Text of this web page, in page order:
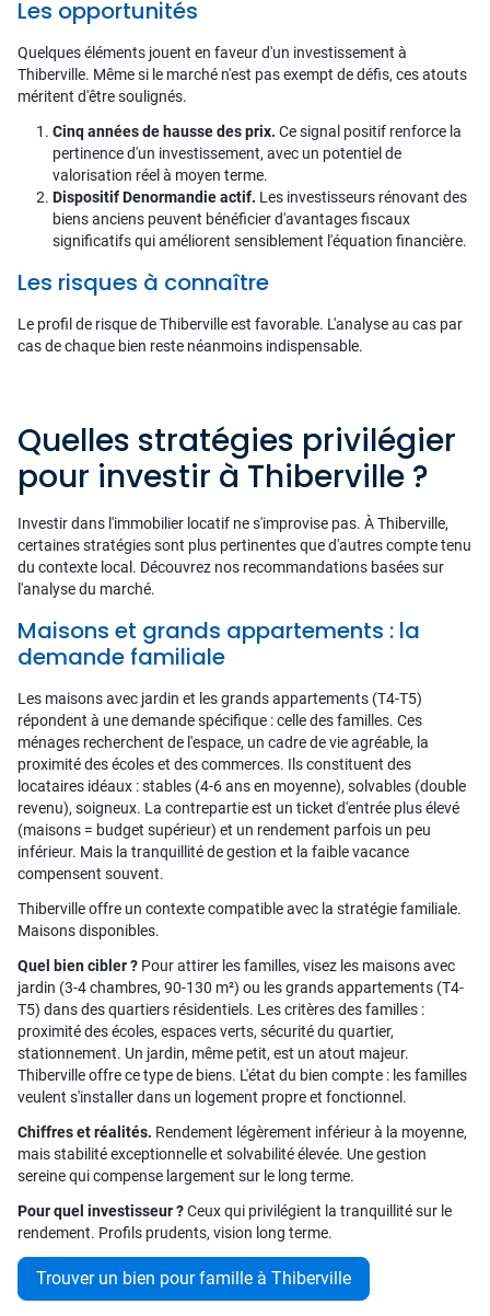
Les opportunités
Quelques éléments jouent en faveur d'un investissement à
Thiberville. Même si le marché n'est pas exempt de défis, ces atouts
méritent d'être soulignés.
Cinq années de hausse des prix. Ce signal positif renforce la
pertinence d'un investissement, avec un potentiel de
valorisation réel à moyen terme.
Dispositif Denormandie actif. Les investisseurs rénovant des
biens anciens peuvent bénéficier d'avantages fiscaux
significatifs qui améliorent sensiblement l'équation financière.
Les risques à connaître
Le profil de risque de Thiberville est favorable. L'analyse au cas par
cas de chaque bien reste néanmoins indispensable.
Quelles stratégies privilégier
pour investir à Thiberville ?
Investir dans l'immobilier locatif ne s'improvise pas. À Thiberville,
certaines stratégies sont plus pertinentes que d'autres compte tenu
du contexte local. Découvrez nos recommandations basées sur
l'analyse du marché.
Maisons et grands appartements : la
demande familiale
Les maisons avec jardin et les grands appartements (T4-T5)
répondent à une demande spécifique : celle des familles. Ces
ménages recherchent de l'espace, un cadre de vie agréable, la
proximité des écoles et des commerces. Ils constituent des
locataires idéaux : stables (4-6 ans en moyenne), solvables (double
revenu), soigneux. La contrepartie est un ticket d'entrée plus élevé
(maisons = budget supérieur) et un rendement parfois un peu
inférieur. Mais la tranquillité de gestion et la faible vacance
compensent souvent.
Thiberville offre un contexte compatible avec la stratégie familiale.
Maisons disponibles.
Quel bien cibler ? Pour attirer les familles, visez les maisons avec
jardin (3-4 chambres, 90-130 m²) ou les grands appartements (T4-
T5) dans des quartiers résidentiels. Les critères des familles :
proximité des écoles, espaces verts, sécurité du quartier,
stationnement. Un jardin, même petit, est un atout majeur.
Thiberville offre ce type de biens. L'état du bien compte : les familles
veulent s'installer dans un logement propre et fonctionnel.
Chiffres et réalités. Rendement légèrement inférieur à la moyenne,
mais stabilité exceptionnelle et solvabilité élevée. Une gestion
sereine qui compense largement sur le long terme.
Pour quel investisseur ?Ceux qui privilégient la tranquillité sur le
rendement. Profils prudents, vision long terme.
Trouver un bien pour famille à Thiberville